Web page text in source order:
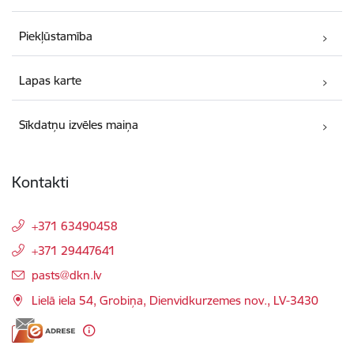
Piekļūstamība
Lapas karte
Sīkdatņu izvēles maiņa
Kontakti
+371 63490458
+371 29447641
E-pasts:
pasts@dkn.lv
Lielā iela 54, Grobiņa, Dienvidkurzemes nov., LV-3430